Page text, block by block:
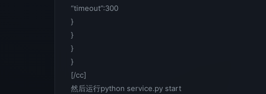
“timeout”:300
}
}
}
}
[/cc]
然后运行python service.py start